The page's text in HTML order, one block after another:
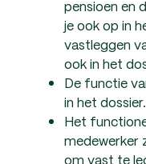
pensioen en
je ook op in
vastleggen
ook in het
De functie
in het dossier.
Het
medewerker
om vast te